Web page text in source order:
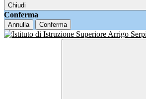
Chiudi
Conferma
Annulla Conferma